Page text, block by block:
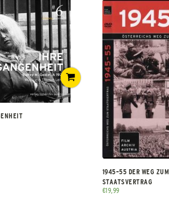
1945–55 DER WEG ZUM
STAATSVERTRAG
€19,99